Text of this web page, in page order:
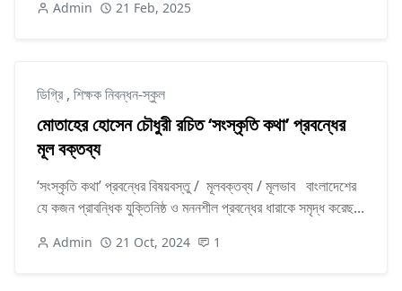
Admin 21 Feb, 2025
ডিগ্রি, শিক্ষক নিবন্ধন-স্কুল
মোতাহের হোসেন চৌধুরী রচিত ‘সংস্কৃতি কথা’ প্রবন্ধের
মূল বক্তব্য
‘সংস্কৃতি কথা’ প্রবন্ধের বিষয়বস্তু / মূলবক্তব্য / মূলভাব বাংলাদেশের
যে কজন প্রাবন্ধিক যুক্তিনিষ্ঠ ও মননশীল প্রবন্ধের ধারাকে সমৃদ্ধ করেছ...
Admin 21 Oct, 2024 1